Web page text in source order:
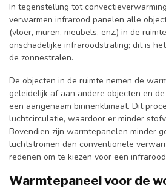
In tegenstelling tot
verwarmen infrarood panelen alle
(vloer, muren, meubels, enz.) in de
onschadelijke infraroodstraling; dit is
de zonnestralen.
De objecten in de ruimte nemen de
geleidelijk af aan andere objecten en
een aangenaam binnenklimaat. Dit
luchtcirculatie, waardoor er minder
Bovendien zijn warmtepanelen minder
luchtstromen dan conventionele
redenen om te kiezen voor een
Warmtepaneel voor de